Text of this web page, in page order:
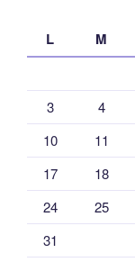
L M
3
4
10
11
17
18
24
25
31